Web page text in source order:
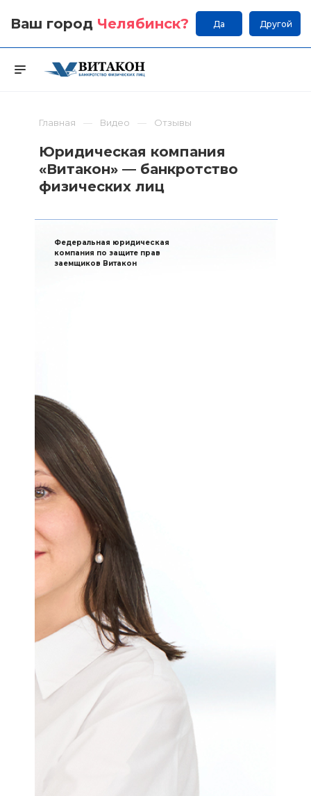
Ваш город Челябинск? Да Другой
Главная Видео Отзывы
Юридическая компания
«Витакон» — банкротство
физических лиц
Федеральная юридическая
компания по защите прав
заемщиков Витакон